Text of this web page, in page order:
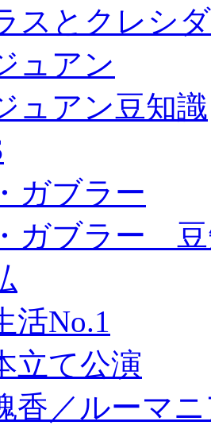
スとクレシ
ュアン
ュアン豆知識
ガブラー
ガブラー 豆
活No.1
立て公演
香／ルーマ